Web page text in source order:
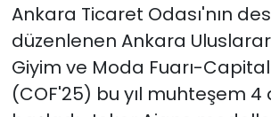
Ankara Ticaret Odası'nın
düzenlenen Ankara
Giyim ve Moda Fuarı-
(COF'25) bu yıl muhteşem 4